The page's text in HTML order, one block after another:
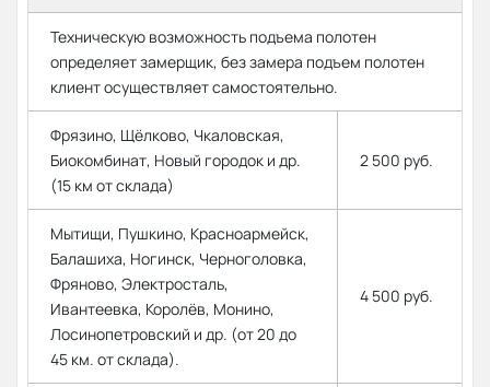
Техническую возможность подъема полотен
определяет замерщик, без замера подъем полотен
клиент осуществляет самостоятельно.
Фрязино, Щёлково, Чкаловская,
Биокомбинат, Новый городок и др.
(15 км от склада)
2 500 руб.
Мытищи, Пушкино, Красноармейск,
Балашиха, Ногинск, Черноголовка,
Фряново, Электросталь,
Ивантеевка, Королёв, Монино,
Лосинопетровский и др. (от 20 до
45 км. от склада).
4 500 руб.